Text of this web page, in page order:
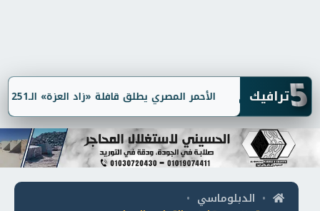
5ترافيك الأحمر المصري يطلق قافلة «زاد العزة» الـ251 إلى غزة بـ3,100 طن مساعدات
• الدبلوماسي •